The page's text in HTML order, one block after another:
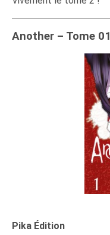
Another – Tome 01
Pika Édition